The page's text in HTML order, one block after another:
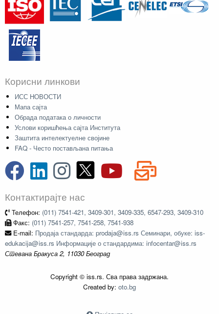
Корисни линкови
ИСС НОВОСТИ
Мапа сајта
Обрада података о личности
Услови коришћења сајта Института
Заштита интелектуелне својине
FAQ - Често постављана питања
Контактирајте нас
Телефон: (011) 7541-421, 3409-301, 3409-335, 6547-293, 3409-310
Факс: (011) 7541-257, 7541-258, 7541-938
E-mail: Продаја стандарда: prodaja@iss.rs Семинари, обуке: iss-
edukacija@iss.rs Информације о стандардима: infocentar@iss.rs
Стевана Бракуса 2, 11030 Београд
Copyright © iss.rs. Сва права задржана.
Created by: oto.bg